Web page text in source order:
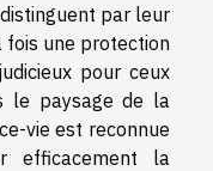
par leur
une protection
pour ceux
le paysage de la
vie est reconnue
efficacement la